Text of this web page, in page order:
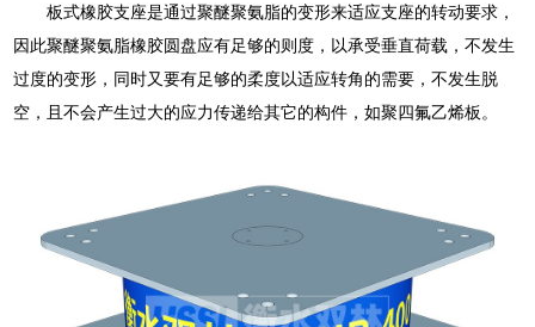
板式橡胶支座是通过聚醚聚氨脂的变形来适应支座的转动要求，
因此聚醚聚氨脂橡胶圆盘应有足够的则度，以承受垂直荷载，不发生
过度的变形，同时又要有足够的柔度以适应转角的需要，不发生脱
空，且不会产生过大的应力传递给其它的构件，如聚四氟乙烯板。